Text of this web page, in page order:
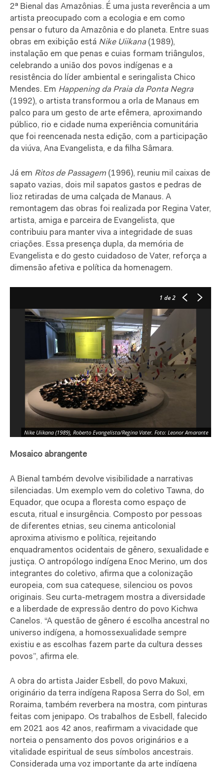
2ª Bienal das Amazônias. É uma justa reverência a um
artista preocupado com a ecologia e em como
pensar o futuro da Amazônia e do planeta. Entre suas
obras em exibição está Nike Uiikana(1989),
instalação em que penas e cuias formam triângulos,
celebrando a união dos povos indígenas e a
resistência do líder ambiental e seringalista Chico
Mendes. Em Happening da Praia da Ponta Negra
(1992), o artista transformou a orla de Manaus em
palco para um gesto de arte efêmera, aproximando
público, rio e cidade numa experiência comunitária
que foi reencenada nesta edição, com a participação
da viúva, Ana Evangelista, e da filha Sâmara.
Já em Ritos de Passagem (1996), reuniu mil caixas de
sapato vazias, dois mil sapatos gastos e pedras de
lioz retiradas de uma calçada de Manaus. A
remontagem das obras foi realizada por Regina Vater,
artista, amiga e parceira de Evangelista, que
contribuiu para manter viva a integridade de suas
criações. Essa presença dupla, da memória de
Evangelista e do gesto cuidadoso de Vater, reforça a
dimensão afetiva e política da homenagem.
1 de 2
Nike Uiikana (1989), Roberto Evangelista/Regina Vater. Foto: Leonor Amarante
Mosaico abrangente
A Bienal também devolve visibilidade a narrativas
silenciadas. Um exemplo vem do coletivo Tawna, do
Equador, que ocupa a floresta como espaço de
escuta, ritual e insurgência. Composto por pessoas
de diferentes etnias, seu cinema anticolonial
aproxima ativismo e política, rejeitando
enquadramentos ocidentais de gênero, sexualidade e
justiça. O antropólogo indígena Enoc Merino, um dos
integrantes do coletivo, afirma que a colonização
europeia, com sua catequese, silenciou os povos
originais. Seu curta-metragem mostra a diversidade
e a liberdade de expressão dentro do povo Kichwa
Canelos. “A questão de gênero é escolha ancestral no
universo indígena, a homossexualidade sempre
existiu e as escolhas fazem parte da cultura desses
povos”, afirma ele.
A obra do artista Jaider Esbell, do povo Makuxi,
originário da terra indígena Raposa Serra do Sol, em
Roraima, também reverbera na mostra, com pinturas
feitas com jenipapo. Os trabalhos de Esbell, falecido
em 2021 aos 42 anos, reafirmam a vivacidade que
norteia o pensamento dos povos originários e a
vitalidade espiritual de seus símbolos ancestrais.
Considerada uma voz importante da arte indígena